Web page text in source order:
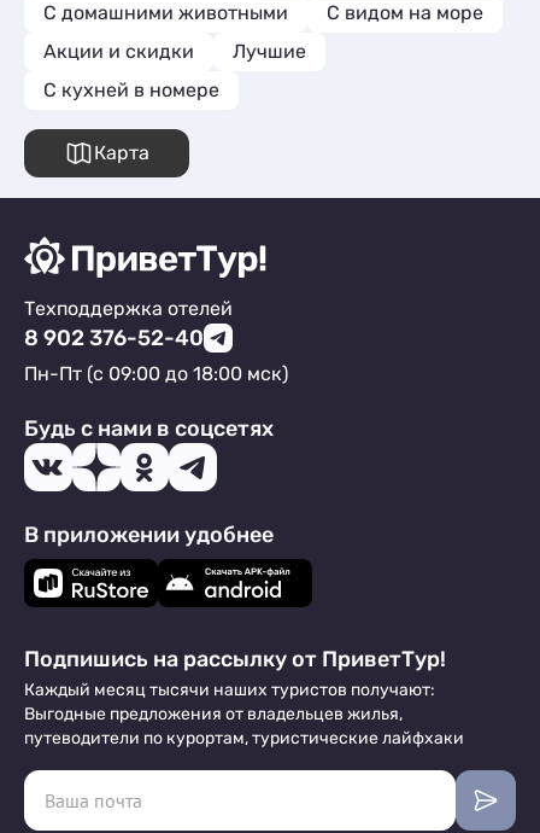
С домашними животными
С видом на море
Акции и скидки
Лучшие
C кухней в номере
Карта
Техподдержка отелей
8 902 376-52-40
Пн-Пт (с 09:00 до 18:00 мск)
Будь с нами в соцсетях
В приложении удобнее
Подпишись на рассылку от ПриветТур!
Каждый месяц тысячи наших туристов получают:
Выгодные предложения от владельцев жилья,
путеводители по курортам, туристические лайфхаки